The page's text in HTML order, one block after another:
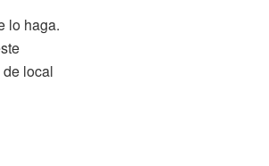
lo haga.
local